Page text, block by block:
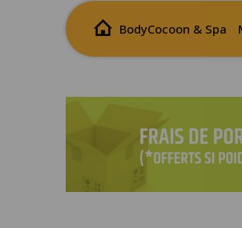
BodyCocoon & Spa